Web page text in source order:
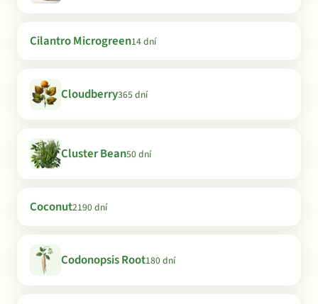
Cilantro Microgreen14 dní
Cloudberry365 dní
Cluster Bean50 dní
Coconut2190 dní
Codonopsis Root180 dní